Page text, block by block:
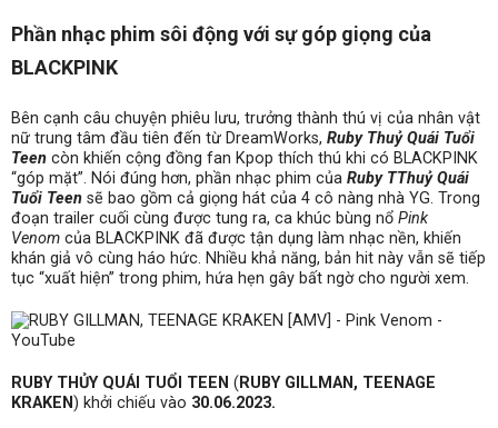
Phần nhạc phim sôi động với sự góp giọng của
BLACKPINK
Bên cạnh câu chuyện phiêu lưu, trưởng thành thú vị của nhân vật
nữ trung tâm đầu tiên đến từ DreamWorks, Ruby Thuỷ Quái Tuổi
Teen còn khiến cộng đồng fan Kpop thích thú khi có BLACKPINK
“góp mặt”. Nói đúng hơn, phần nhạc phim của Ruby TThuỷ Quái
Tuổi Teen sẽ bao gồm cả giọng hát của 4 cô nàng nhà YG. Trong
đoạn trailer cuối cùng được tung ra, ca khúc bùng nổ Pink
Venom của BLACKPINK đã được tận dụng làm nhạc nền, khiến
khán giả vô cùng háo hức. Nhiều khả năng, bản hit này vẫn sẽ tiếp
tục “xuất hiện” trong phim, hứa hẹn gây bất ngờ cho người xem.
RUBY THỦY QUÁI TUỔI TEEN (RUBY GILLMAN, TEENAGE
KRAKEN) khởi chiếu vào 30.06.2023.